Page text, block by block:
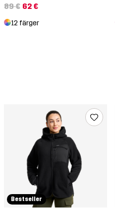
89 € 62 €
12 färger
Bestseller